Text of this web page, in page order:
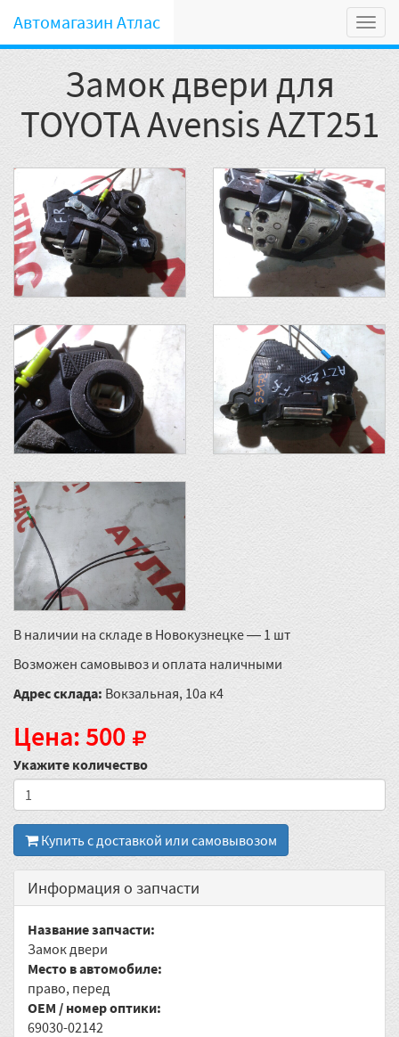
Автомагазин Атлас
Замок двери для
TOYOTA Avensis AZT251
В наличии на складе в Новокузнецке — 1 шт
Возможен самовывоз и оплата наличными
Адрес склада: Вокзальная, 10а к4
Цена: 500
Укажите количество
Купить с доставкой или самовывозом
Информация о запчасти
Название запчасти:
Замок двери
Место в автомобиле:
право, перед
OEM / номер оптики:
69030-02142